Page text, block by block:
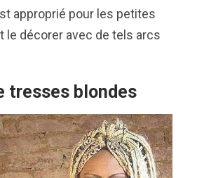
approprié pour les petites
le décorer avec de tels arcs
tresses blondes